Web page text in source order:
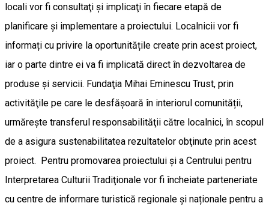
locali vor fi consultaţi şi implicaţi în fiecare etapă de
planificare și implementare a proiectului. Localnicii vor fi
informați cu privire la oportunitățile create prin acest proiect,
iar o parte dintre ei va fi implicată direct în dezvoltarea de
produse și servicii. Fundaţia Mihai Eminescu Trust, prin
activităţile pe care le desfășoară în interiorul comunității,
urmăreşte transferul responsabilităţii către localnici, în scopul
de a asigura sustenabilitatea rezultatelor obţinute prin acest
proiect. Pentru promovarea proiectului şi a Centrului pentru
Interpretarea Culturii Tradiţionale vor fi încheiate parteneriate
cu centre de informare turistică regionale și naționale pentru a